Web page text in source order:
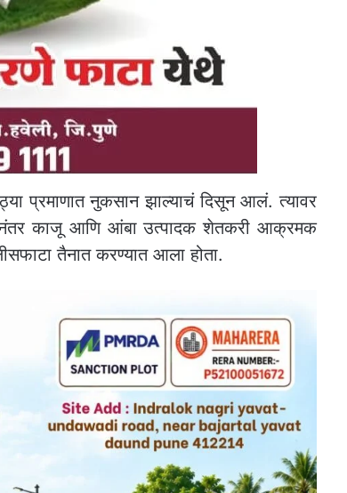
प्रमाणात नुकसान झाल्याचं दिसून आलं. त्यावर
काजू आणि आंबा उत्पादक शेतकरी आक्रमक
तैनात करण्यात आला होता.